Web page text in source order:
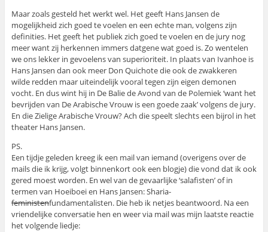
Maar zoals gesteld het werkt wel. Het geeft Hans Jansen de
mogelijkheid zich goed te voelen en een echte man, volgens zijn
definities. Het geeft het publiek zich goed te voelen en de jury nog
meer want zij herkennen immers datgene wat goed is. Zo wentelen
we ons lekker in gevoelens van superioriteit. In plaats van Ivanhoe is
Hans Jansen dan ook meer Don Quichote die ook de zwakkeren
wilde redden maar uiteindelijk vooral tegen zijn eigen demonen
vocht. En dus wint hij in De Balie de Avond van de Polemiek ‘want het
bevrijden van De Arabische Vrouw is een goede zaak’ volgens de jury.
En die Zielige Arabische Vrouw? Ach die speelt slechts een bijrol in het
theater Hans Jansen.
PS.
Een tijdje geleden kreeg ik een mail van iemand (overigens over de
mails die ik krijg, volgt binnenkort ook een blogje) die vond dat ik ook
gered moest worden. En wel van de gevaarlijke ‘salafisten’ of in
termen van Hoeiboei en Hans Jansen: Sharia-
feministenfundamentalisten. Die heb ik netjes beantwoord. Na een
vriendelijke conversatie hen en weer via mail was mijn laatste reactie
het volgende liedje: